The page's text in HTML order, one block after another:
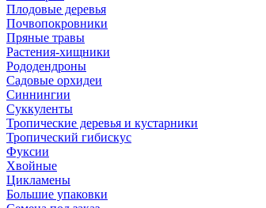
Плодовые деревья
Почвопокровники
Пряные травы
Растения-хищники
Рододендроны
Садовые орхидеи
Синнингии
Суккуленты
Тропические деревья и кустарники
Тропический гибискус
Фуксии
Хвойные
Цикламены
Большие упаковки